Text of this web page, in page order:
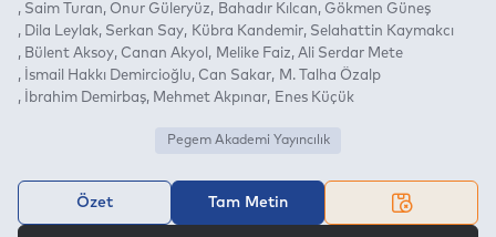
Saim Turan
Onur Güleryüz Bahadır Kılcan
Gökmen Güneş
Dila Leylak Serkan Say Kübra Kandemir Selahattin Kaymakcı
Bülent Aksoy Canan Akyol Melike Faiz Ali Serdar Mete
İsmail Hakkı Demircioğlu
Can Sakar
M. Talha Özalp
İbrahim Demirbaş
Mehmet Akpınar Enes Küçük
Pegem Akademi Yayıncılık
Özet Tam Metin